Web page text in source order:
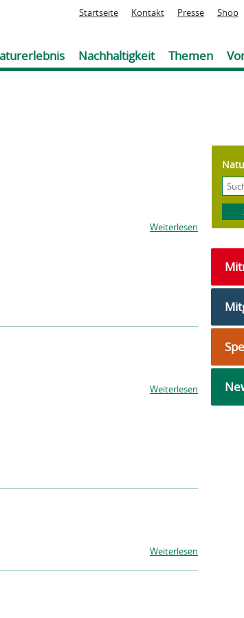
Jump to navigation
Startseite Kontakt Presse Shop
Nachhaltigkeit Themen
Weiterlesen
Weiterlesen
Weiterlesen